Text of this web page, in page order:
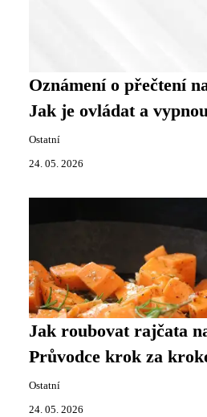
Oznámení o přečtení
Jak je ovládat a
Ostatní
24. 05. 2026
Jak roubovat rajčata
Průvodce krok za
Ostatní
24. 05. 2026